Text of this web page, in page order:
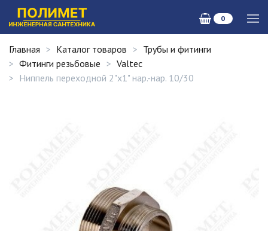
0
Главная Каталог товаров
Трубы и фитинги
Фитинги резьбовые
Valtec
Ниппель переходной 2"х1" нар.-нар. 10/30